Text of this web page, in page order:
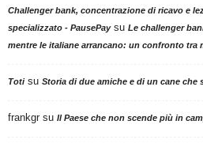
Challenger bank, concentrazione di ricavo e
specializzato - PausePaysu Le challenger
mentre le italiane arrancano: un confronto tra
Totisu Storia di due amiche e di un cane che
frankgr su Il Paese che non scende più in